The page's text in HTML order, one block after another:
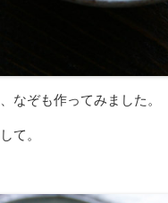
なぞも作ってみました。
て。